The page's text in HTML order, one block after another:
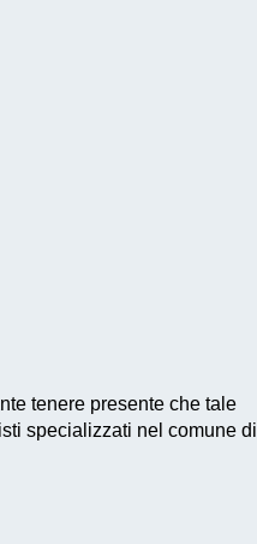
tenere presente che tale
specializzati nel comune di